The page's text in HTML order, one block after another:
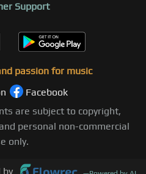
Support
passion for music
Facebook
are subject to copyright,
personal non-commercial
only.
by